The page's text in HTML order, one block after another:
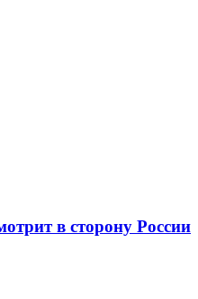
в сторону России